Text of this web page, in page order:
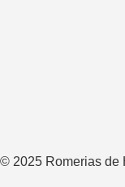
© 2025 Romerias de